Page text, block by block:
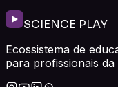
SCIENCE PLAY
Ecossistema de
para profissionais